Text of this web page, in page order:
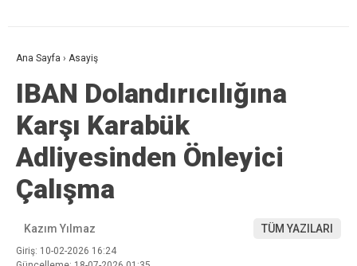
Ana Sayfa › Asayiş
IBAN Dolandırıcılığına
Karşı Karabük
Adliyesinden Önleyici
Çalışma
Kazım Yılmaz TÜM YAZILARI
Giriş: 10-02-2026 16:24